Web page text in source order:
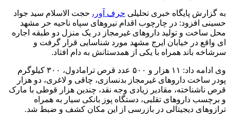
به گزارش پایگاه خبری تحلیلی حرف آور، حجت الاسلام سید جواد
حسینی افزود: در چارچوب اقدام نیروهای سپاه ناحیه حر مشهد
محل ساخت و تولید داروهای غیرمجاز در یک منزل دو طبقه اجاره
‌ای واقع در خیابان ایرج مشهد مورد شناسایی قرار گرفت و
سرشاخه باند همراه با یکی از همدستانش به دام افتاد.
وی ادامه داد: ۱۱ هزار و ۵۰۰ عدد قرص ترامادول، ۳۰۰ کیلوگرم
پودر ساخت داروهای غیرمجاز بدنسازی، چاقی و لاغری، دو هزار
قرص ناشناخته، مقادیر زیادی وجه نقد، چندین هزار قوطی با مارک
و برچسب داروهای تقلبی، دستگاه پوز بانکی سیار به همراه
ترازوهای دیجیتالی در بازرسی از این مکان کشف و ضبط شد.